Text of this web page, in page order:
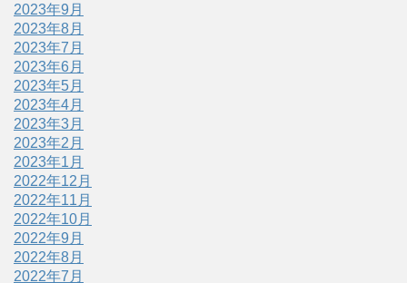
2023年9月
2023年8月
2023年7月
2023年6月
2023年5月
2023年4月
2023年3月
2023年2月
2023年1月
2022年12月
2022年11月
2022年10月
2022年9月
2022年8月
2022年7月